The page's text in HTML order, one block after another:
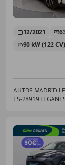
12/2021
90 kW (122 CV)
AUTOS MADRID
ES-28919 LEGANES